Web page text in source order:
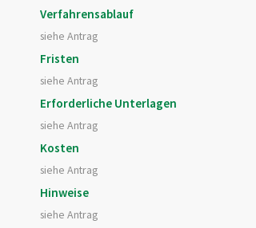
Verfahrensablauf
siehe Antrag
Fristen
siehe Antrag
Erforderliche Unterlagen
siehe Antrag
Kosten
siehe Antrag
Hinweise
siehe Antrag